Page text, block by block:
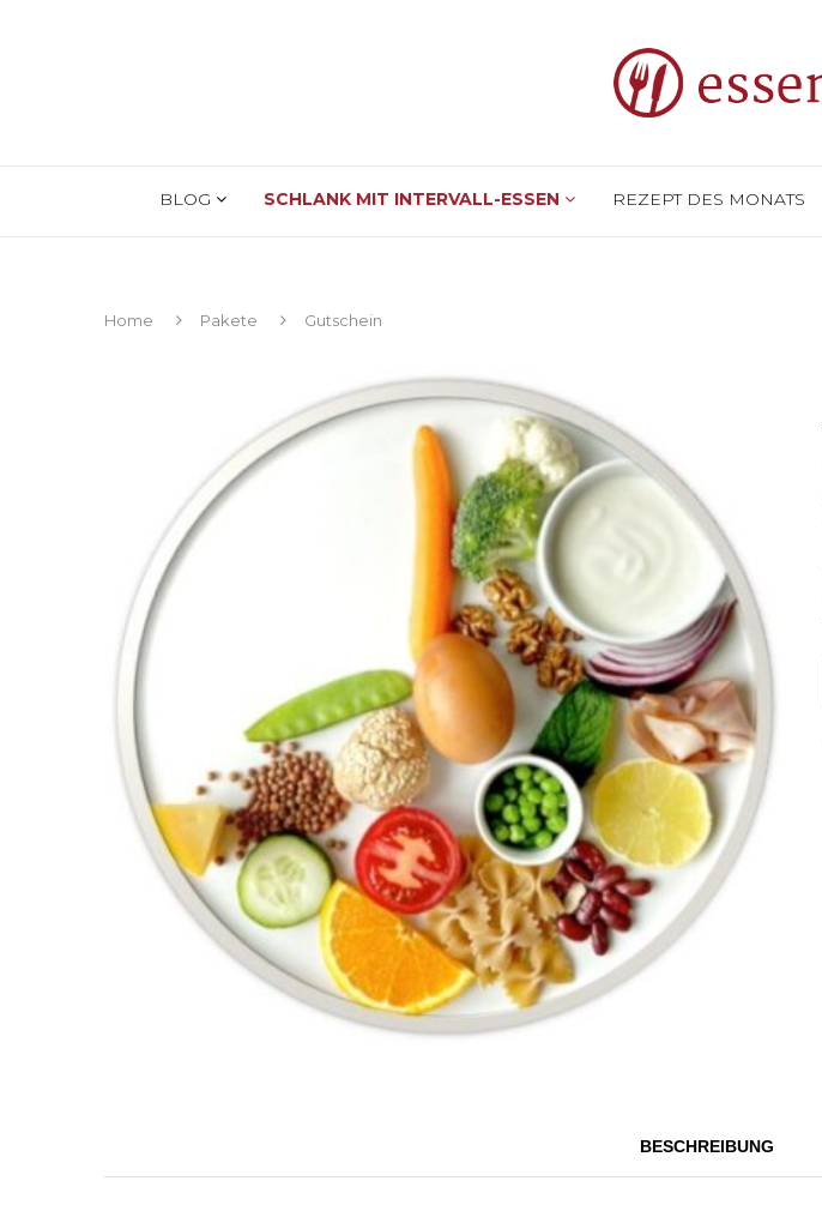
BLOG SCHLANK MIT INTERVALL-ESSEN REZEPT DES MONATS
Home Pakete Gutschein
BESCHREIBUNG